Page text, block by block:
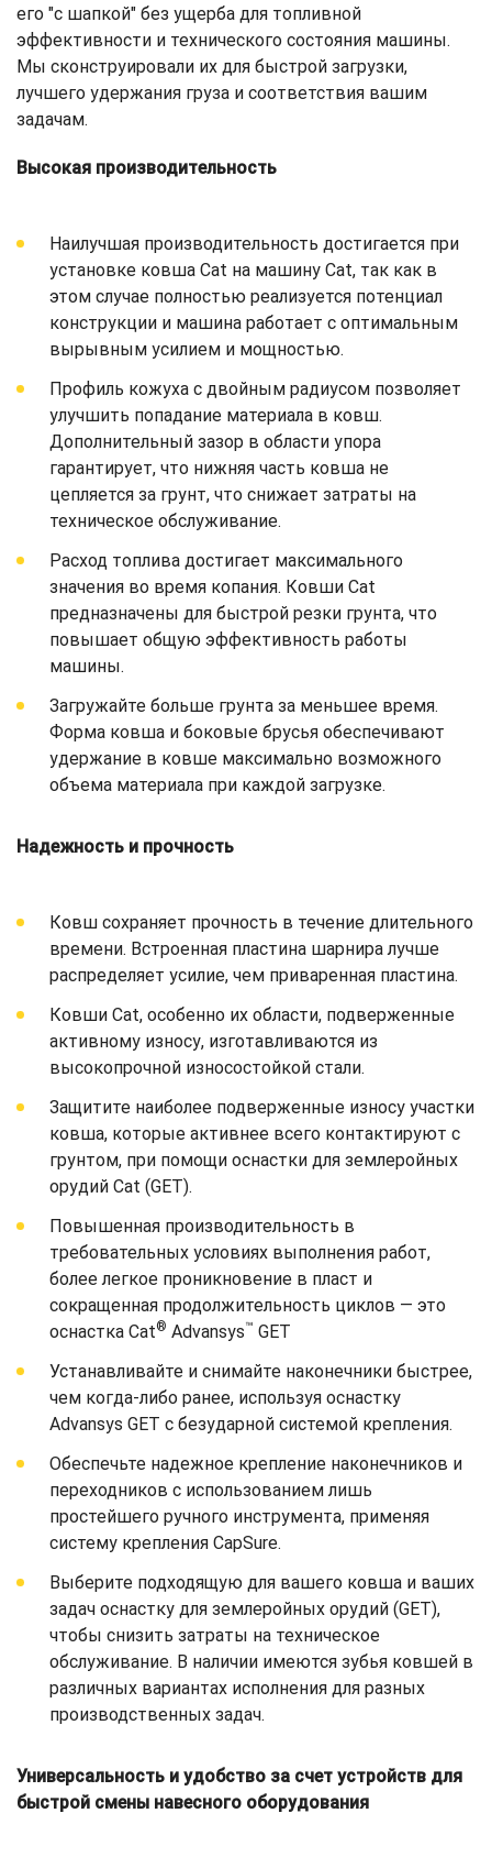
его "с шапкой" без ущерба для топливной
эффективности и технического состояния машины.
Мы сконструировали их для быстрой загрузки,
лучшего удержания груза и соответствия вашим
задачам.
Высокая производительность
Наилучшая производительность достигается при
установке ковша Cat на машину Cat, так как в
этом случае полностью реализуется потенциал
конструкции и машина работает с оптимальным
вырывным усилием и мощностью.
Профиль кожуха с двойным радиусом позволяет
улучшить попадание материала в ковш.
Дополнительный зазор в области упора
гарантирует, что нижняя часть ковша не
цепляется за грунт, что снижает затраты на
техническое обслуживание.
Расход топлива достигает максимального
значения во время копания. Ковши Cat
предназначены для быстрой резки грунта, что
повышает общую эффективность работы
машины.
Загружайте больше грунта за меньшее время.
Форма ковша и боковые брусья обеспечивают
удержание в ковше максимально возможного
объема материала при каждой загрузке.
Надежность и прочность
Ковш сохраняет прочность в течение длительного
времени. Встроенная пластина шарнира лучше
распределяет усилие, чем приваренная пластина.
Ковши Cat, особенно их области, подверженные
активному износу, изготавливаются из
высокопрочной износостойкой стали.
Защитите наиболее подверженные износу участки
ковша, которые активнее всего контактируют с
грунтом, при помощи оснастки для землеройных
орудий Cat (GET).
Повышенная производительность в
требовательных условиях выполнения работ,
более легкое проникновение в пласт и
сокращенная продолжительность циклов — это
оснастка Cat® Advansys™ GET
Устанавливайте и снимайте наконечники быстрее,
чем когда-либо ранее, используя оснастку
Advansys GET с безударной системой крепления.
Обеспечьте надежное крепление наконечников и
переходников с использованием лишь
простейшего ручного инструмента, применяя
систему крепления CapSure.
Выберите подходящую для вашего ковша и ваших
задач оснастку для землеройных орудий (GET),
чтобы снизить затраты на техническое
обслуживание. В наличии имеются зубья ковшей в
различных вариантах исполнения для разных
производственных задач.
Универсальность и удобство за счет устройств для
быстрой смены навесного оборудования